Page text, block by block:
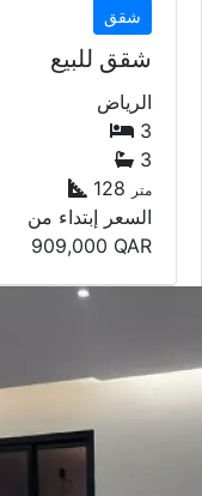
شقق
شقق للبيع
الرياض
3
3
128
متر
السعر إبتداء من
909,000 QAR